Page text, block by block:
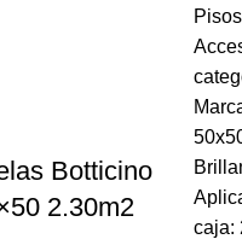
Botticino
2.30m2
caja: